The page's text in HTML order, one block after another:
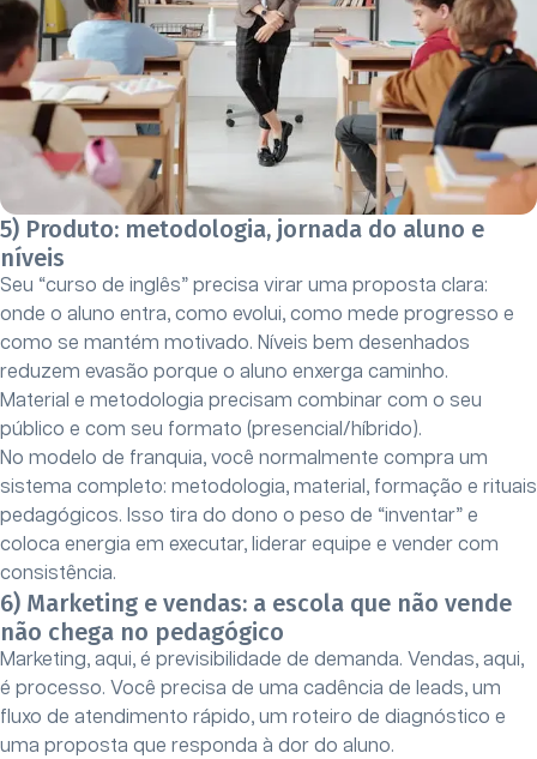
5) Produto: metodologia, jornada do aluno e
níveis
Seu “curso de inglês” precisa virar uma proposta clara:
onde o aluno entra, como evolui, como mede progresso e
como se mantém motivado. Níveis bem desenhados
reduzem evasão porque o aluno enxerga caminho.
Material e metodologia precisam combinar com o seu
público e com seu formato (presencial/híbrido).
No modelo de franquia, você normalmente compra um
sistema completo: metodologia, material, formação e rituais
pedagógicos. Isso tira do dono o peso de “inventar” e
coloca energia em executar, liderar equipe e vender com
consistência.
6) Marketing e vendas: a escola que não vende
não chega no pedagógico
Marketing, aqui, é previsibilidade de demanda. Vendas, aqui,
é processo. Você precisa de uma cadência de leads, um
fluxo de atendimento rápido, um roteiro de diagnóstico e
uma proposta que responda à dor do aluno.